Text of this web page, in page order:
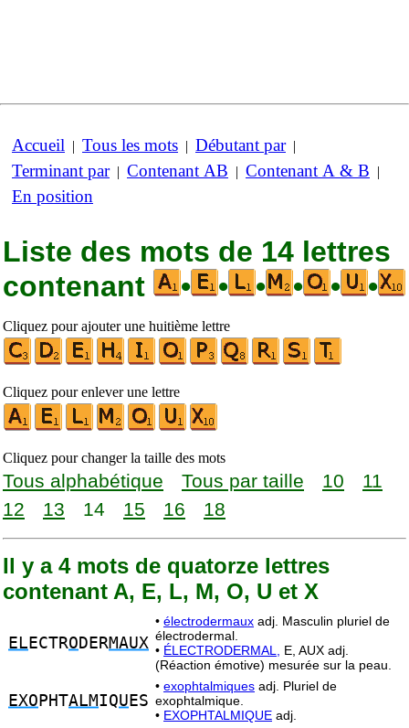
Accueil | Tous les mots | Débutant par|
Terminant par| Contenant AB | Contenant A & B |
En position
Liste des mots de 14 lettres
contenant
• • • • • •
Cliquez pour ajouter une huitième lettre
Cliquez pour enlever une lettre
Cliquez pour changer la taille des mots
Tous alphabétique Tous par taille 10
11
12
13 14 15 16 18
Il y a 4 mots de quatorze lettres
contenant A, E, L, M, O, U et X
EL ECTRO DERMAUX
• électrodermaux adj. Masculin pluriel de
électrodermal.
• ÉLECTRODERMAL,
E, AUX adj.
(Réaction émotive) mesurée sur la peau.
EXO PHTALMIQU ES
• exophtalmiques adj. Pluriel de
exophtalmique.
• EXOPHTALMIQUE adj.